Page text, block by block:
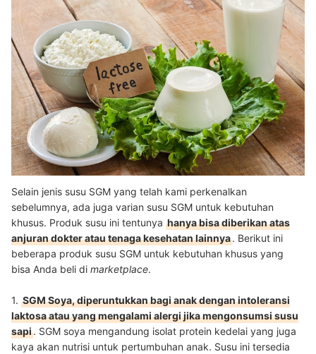
Selain jenis susu SGM yang telah kami perkenalkan
sebelumnya, ada juga varian susu SGM untuk kebutuhan
khusus. Produk susu ini tentunya hanya bisa diberikan atas
anjuran dokter atau tenaga kesehatan lainnya. Berikut ini
beberapa produk susu SGM untuk kebutuhan khusus yang
bisa Anda beli di marketplace.
1. SGM Soya, diperuntukkan bagi anak dengan intoleransi
laktosa atau yang mengalami alergi jika mengonsumsi susu
sapi. SGM soya mengandung isolat protein kedelai yang juga
kaya akan nutrisi untuk pertumbuhan anak. Susu ini tersedia